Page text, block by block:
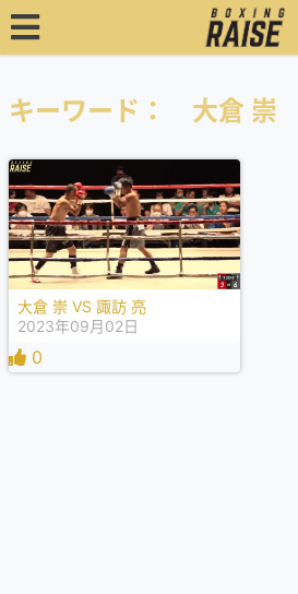
キーワード： 大倉 崇
大倉 崇 VS 諏訪 亮
2023年09月02日
0